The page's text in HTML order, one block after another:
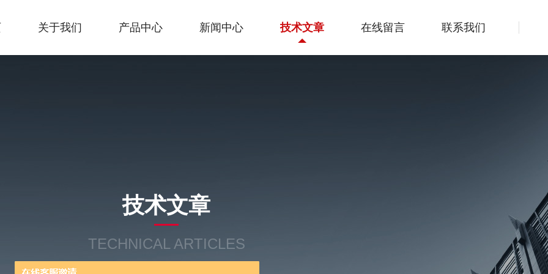
关于我们 产品中心 新闻中心 技术文章 在线留言 联系我们
技术文章
TECHNICAL ARTICLES